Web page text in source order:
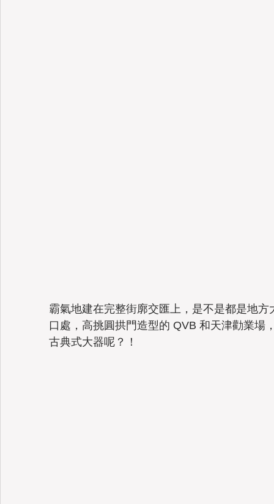
霸氣地建在完整街廓交匯上，是不是都是地
口處，高挑圓拱門造型的 QVB 和天津勸業場
古典式大器呢？！